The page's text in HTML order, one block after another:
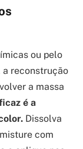
ou pelo
a reconstrução
a massa
é a
Dissolva
com